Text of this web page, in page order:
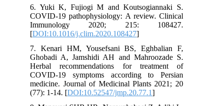
6. Yuki K, Fujiogi M and Koutsogiannaki S.
COVID-19 pathophysiology: A review. Clinical
Immunology 2020; 215: 108427.
[DOI:10.1016/j.clim.2020.108427
7. Kenari HM, Yousefsani BS, Eghbalian F,
Ghobadi A, Jamshidi AH and Mahroozade S.
Herbal recommendations for treatment of
COVID-19 symptoms according to Persian
medicine. Journal of Medicinal Plants 2021; 20
(77): 1-14. [DOI:10.52547/jmp.20.77.1